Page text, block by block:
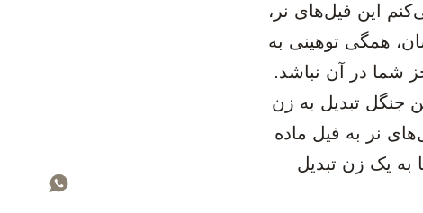
این فیل‌های نر،
همگی توهینی به
شما در آن نباشد.
جنگل تبدیل به زن
نر به فیل ماده
به یک زن تبدیل